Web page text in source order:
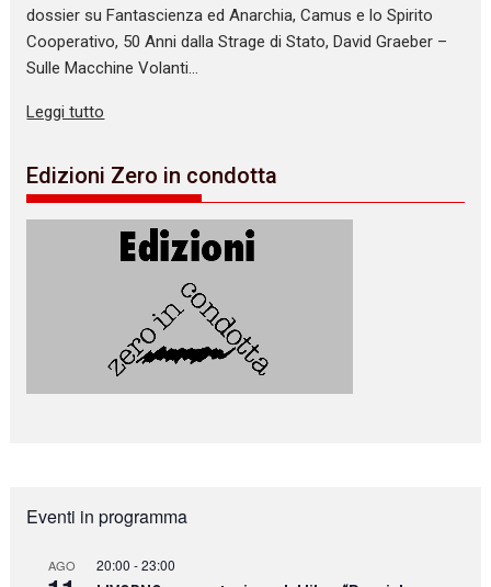
dossier su Fantascienza ed Anarchia, Camus e lo Spirito
Cooperativo, 50 Anni dalla Strage di Stato, David Graeber –
Sulle Macchine Volanti…
Leggi tutto
Edizioni Zero in condotta
Eventi in programma
AGO 20:00 -23:00